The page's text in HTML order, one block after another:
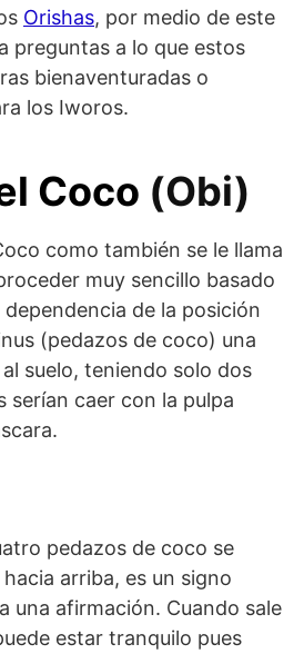
Orishas, por medio de este
preguntas a lo que estos
bienaventuradas o
los Iworos.
Coco (Obi)
como también se le llama
muy sencillo basado
de la posición
(pedazos de coco) una
suelo, teniendo solo dos
serían caer con la pulpa
pedazos de coco se
arriba, es un signo
una afirmación. Cuando sale
estar tranquilo pues